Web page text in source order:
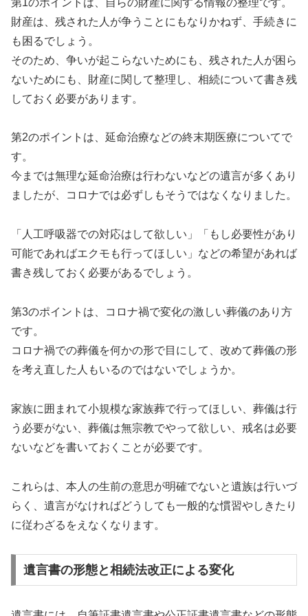
財産は、残された人が争うことにもなりかねず、手続きに
も困るでしょう。
そのため、争いが起こらないためにも、残された人が困ら
ないためにも、財産に関して整理し、相続について書き残
しておく必要があります。
第2のポイントは、延命治療などの終末期医療についてで
す。
今までは無理な延命治療は行わないなどの遺言が多くあり
ましたが、コロナでは必ずしもそうではなくなりました。
「人工呼吸器での対応はして欲しい」「もし必要性があり
可能であればエクモも行ってほしい」などの希望があれば
書き残しておく必要があるでしょう。
第3のポイントは、コロナ禍で変化の激しい葬儀のあり方
です。
コロナ禍での葬儀を何かの形で目にして、改めて葬儀の形
を考え直した人もいるのではないでしょうか。
家族に囲まれて小規模な家族葬で行ってほしい、葬儀は行
う必要がない、葬儀は無宗教でやって欲しい、戒名は必要
ないなどを書いておくことが必要です。
これらは、本人の生前の意思が明確でないと遺族は行いづ
らく、遺言がなければどうしても一般的な慣習やしきたり
に従わざるをえなくなります。
遺言書の形態と相続法改正による変化